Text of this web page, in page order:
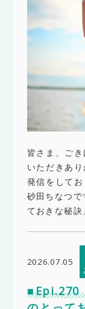
皆さま、ご
いただきあ
発信をして
砂田ちなつ
ておきな秘
2026.07.05
■Epi.270